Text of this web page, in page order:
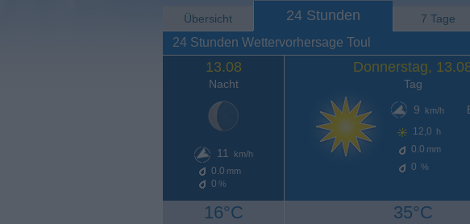
Übersicht 24 Stunden 7 Tage
24 Stunden Wettervorhersage Toul
13.08
Nacht
11 km/h
0.0 mm
0 %
16°C
Donnerstag,
Tag
9
km/h
12,0 h
0.0 mm
0 %
35°C